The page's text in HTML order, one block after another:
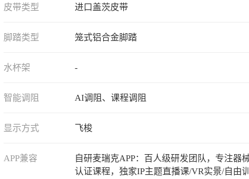
皮带类型 进口盖茨皮带
脚踏类型 笼式铝合金脚踏
水杯架 -
智能调阻 AI调阻、课程调阻
显示方式 飞梭
APP兼容
自研麦瑞克APP：百人级研发团队，专注器
认证课程，独家IP主题直播课/VR实景/自由